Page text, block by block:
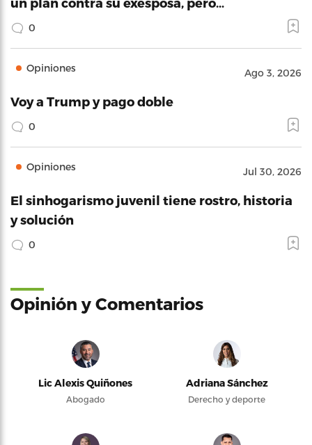
0
Opiniones Ago 3, 2026
Voy a Trump y pago doble
0
Opiniones Jul 30, 2026
El sinhogarismo juvenil tiene rostro, historia
y solución
0
Opinión y Comentarios
Lic Alexis Quiñones
Abogado
Adriana Sánchez
Derecho y deporte